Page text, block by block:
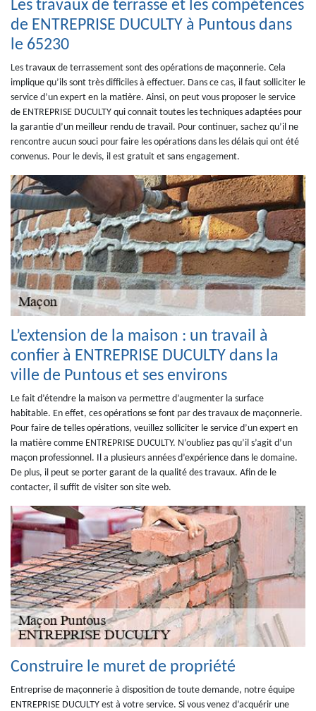
Les travaux de terrasse et les compétences
de ENTREPRISE DUCULTY à Puntous dans
le 65230
Les travaux de terrassement sont des opérations de maçonnerie. Cela
implique qu’ils sont très difficiles à effectuer. Dans ce cas, il faut solliciter le
service d’un expert en la matière. Ainsi, on peut vous proposer le service
de ENTREPRISE DUCULTY qui connait toutes les techniques adaptées pour
la garantie d’un meilleur rendu de travail. Pour continuer, sachez qu’il ne
rencontre aucun souci pour faire les opérations dans les délais qui ont été
convenus. Pour le devis, il est gratuit et sans engagement.
L’extension de la maison : un travail à
confier à ENTREPRISE DUCULTY dans la
ville de Puntous et ses environs
Le fait d’étendre la maison va permettre d’augmenter la surface
habitable. En effet, ces opérations se font par des travaux de maçonnerie.
Pour faire de telles opérations, veuillez solliciter le service d’un expert en
la matière comme ENTREPRISE DUCULTY. N’oubliez pas qu’il s’agit d’un
maçon professionnel. Il a plusieurs années d’expérience dans le domaine.
De plus, il peut se porter garant de la qualité des travaux. Afin de le
contacter, il suffit de visiter son site web.
Construire le muret de propriété
Entreprise de maçonnerie à disposition de toute demande, notre équipe
ENTREPRISE DUCULTY est à votre service. Si vous venez d’acquérir une